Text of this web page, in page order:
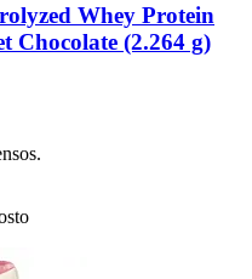
Whey Protein
Chocolate (2.264 g)